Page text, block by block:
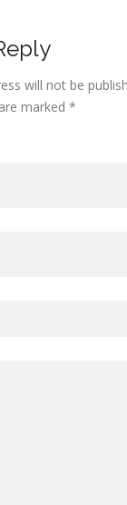
will not be
marked *